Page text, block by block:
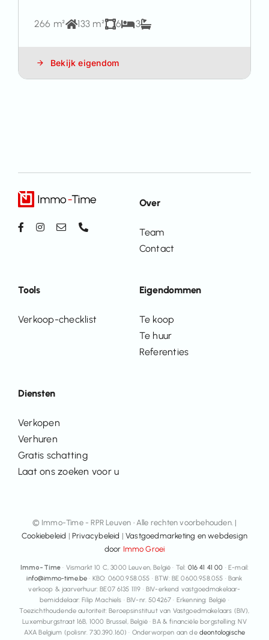
266 m² 133 m² 6 3
Bekijk eigendom
Diensten
Verkopen
Verhuren
Gratis schatting
Laat ons zoeken voor u
Eigendommen
Te koop
Te huur
Referenties
Over
Team
Contact
Tools
Verkoop-checklist
© Immo-Time - RPR Leuven • Alle rechten voorbehouden. |
Cookiebeleid | Privacybeleid |Vastgoedmarketing en webdesign
door Immo Groei
Immo-Time · Vismarkt 10 C, 3000 Leuven, België · Tel: 016 41 41 00 · E-mail:
info@immo-time.be · KBO: 0600.958.055 · BTW: BE 0600.958.055 · Bank
verkoop & jaarverhuur: BE07 6135 1119 · BIV-erkend vastgoedmakelaar-
bemiddelaar: Filip Machiels · BIV-nr. 504267 · Erkenning: België ·
Toezichthoudende autoriteit: Beroepsinstituut van Vastgoedmakelaars (BIV),
Luxemburgstraat 16B, 1000 Brussel, België · BA & financiële borgstelling: NV
AXA Belgium (polisnr. 730.390.160) · Onderworpen aan de deontologische